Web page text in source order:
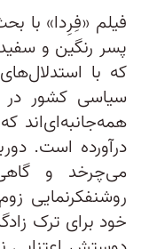
فیلم «فِرِدا» با
پسر رنگین و
که با
سیاسی کشور در
همه‌جانبه‌ای‌اند
درآورده است.
می‌چرخد و
روشنفکر‌نمایی
خود برای ترک